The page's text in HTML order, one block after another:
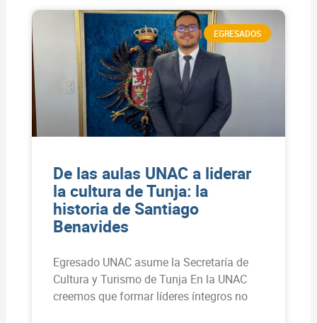
EGRESADOS
De las aulas UNAC a liderar
la cultura de Tunja: la
historia de Santiago
Benavides
Egresado UNAC asume la Secretaría de
Cultura y Turismo de Tunja En la UNAC
creemos que formar líderes íntegros no